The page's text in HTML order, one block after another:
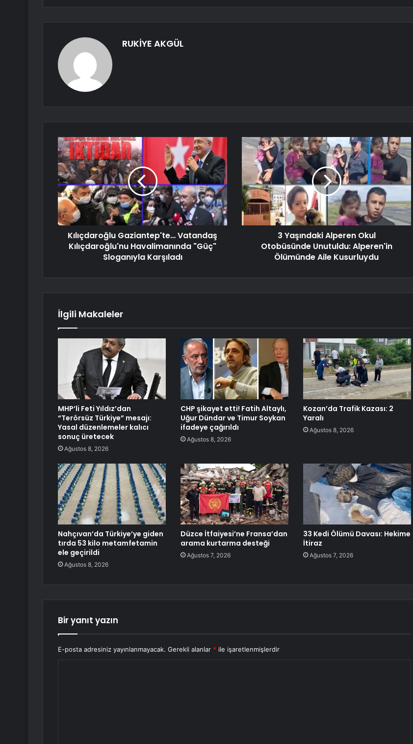
RUKİYE AKGÜL
Kılıçdaroğlu Gaziantep'te… Vatandaş
Kılıçdaroğlu'nu Havalimanında "Güç"
Sloganıyla Karşıladı
3 Yaşındaki Alperen Okul
Otobüsünde Unutuldu: Alperen'in
Ölümünde Aile Kusurluydu
İlgili Makaleler
MHP’li Feti Yıldız’dan
“Terörsüz Türkiye” mesajı:
Yasal düzenlemeler kalıcı
sonuç üretecek
Ağustos 8, 2026
CHP şikayet etti! Fatih Altaylı,
Uğur Dündar ve Timur Soykan
ifadeye çağırıldı
Ağustos 8, 2026
Kozan’da Trafik Kazası: 2
Yaralı
Ağustos 8, 2026
Nahçıvan’da Türkiye’ye giden
tırda 53 kilo metamfetamin
ele geçirildi
Ağustos 8, 2026
Düzce İtfaiyesi’ne Fransa’dan
arama kurtarma desteği
Ağustos 7, 2026
33 Kedi Ölümü Davası: Hekime
İtiraz
Ağustos 7, 2026
Bir yanıt yazın
E-posta adresiniz yayınlanmayacak. Gerekli alanlar * ile işaretlenmişlerdir